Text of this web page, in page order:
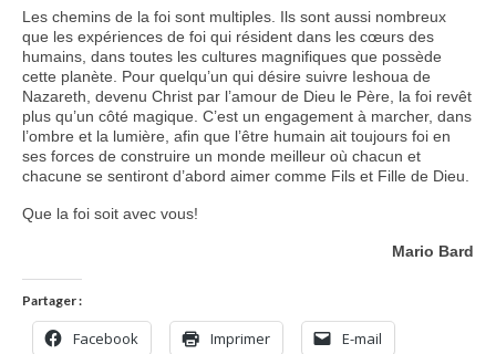
Les chemins de la foi sont multiples. Ils sont aussi nombreux
que les expériences de foi qui résident dans les cœurs des
humains, dans toutes les cultures magnifiques que possède
cette planète. Pour quelqu’un qui désire suivre Ieshoua de
Nazareth, devenu Christ par l’amour de Dieu le Père, la foi revêt
plus qu’un côté magique. C’est un engagement à marcher, dans
l’ombre et la lumière, afin que l’être humain ait toujours foi en
ses forces de construire un monde meilleur où chacun et
chacune se sentiront d’abord aimer comme Fils et Fille de Dieu.
Que la foi soit avec vous!
Mario Bard
Partager :
Facebook Imprimer E-mail